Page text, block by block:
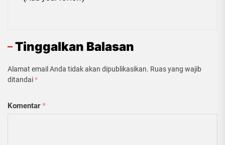
Tinggalkan Balasan
Alamat email Anda tidak akan dipublikasikan. Ruas yang wajib
ditandai*
Komentar*